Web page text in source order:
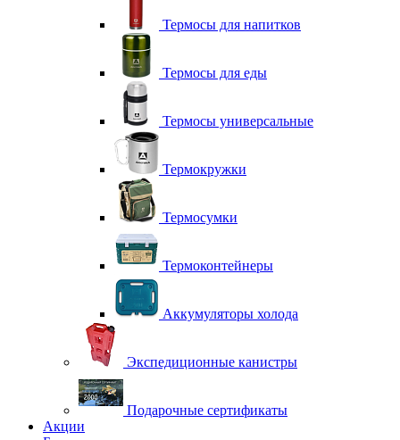
Термосы для напитков
Термосы для еды
Термосы универсальные
Термокружки
Термосумки
Термоконтейнеры
Аккумуляторы холода
Экспедиционные канистры
Подарочные сертификаты
Акции